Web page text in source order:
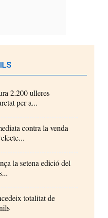
2.200 ulleres
per a...
contra la venda
la setena edició del
totalitat de